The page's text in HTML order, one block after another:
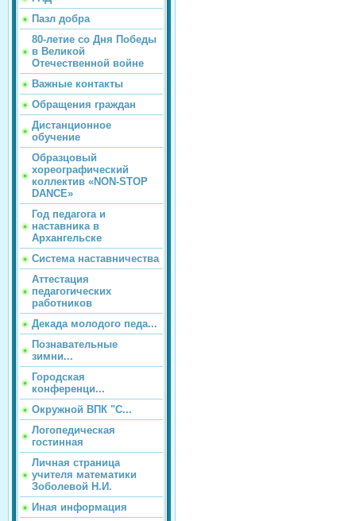
Пазл добра
80-летие со Дня Победы
в Великой
Отечественной войне
Важные контакты
Обращения граждан
Дистанционное
обучение
Образцовый
хореографический
коллектив «NON-STOP
DANCE»
Год педагога и
наставника в
Архангельске
Система наставничества
Аттестация
педагогических
работников
Декада молодого педа...
Познавательные
зимни...
Городская
конференци...
Окружной ВПК "С...
Логопедическая
гостинная
Личная страница
учителя математики
Зоболевой Н.И.
Иная информация